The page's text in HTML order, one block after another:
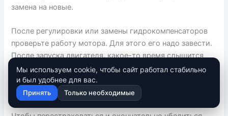
замена на новые.
После регулировки или замены гидрокомпенсаторов
проверьте работу мотора. Для этого его надо завести.
После запуска двигателя, какое-то время слышится
стук. Не стоит сразу пугаться, гидрокомпенсатор
должен «прокачаться». Если все прошло правильно,
стук скоро прекратится.
Мы используем cookie, чтобы сайт работал стабильно
и был удобнее для вас.
Принять Только необходимые